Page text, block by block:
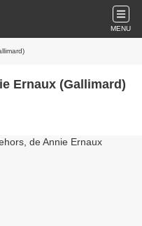
MENU
Ernaux (Gallimard)